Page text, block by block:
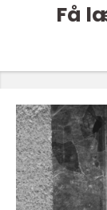
Få